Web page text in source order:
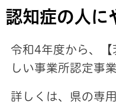
認知症の人に
令和4年度から、【
しい事業所認定事
詳しくは、県の専